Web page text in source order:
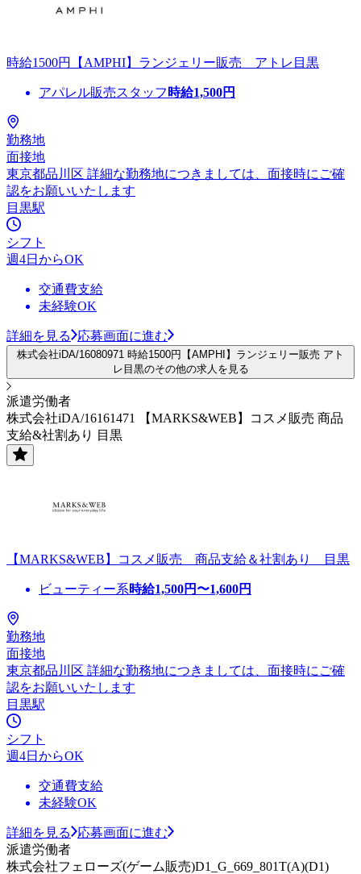
時給1500円【AMPHI】ランジェリー販売 アトレ目黒
アパレル販売スタッフ 時給1,500円
勤務地
面接地
東京都品川区 詳細な勤務地につきましては、面接時にご確
認をお願いいたします
目黒駅
シフト
週4日からOK
交通費支給
未経験OK
詳細を見る 応募画面に進む
株式会社iDA/16080971 時給1500円【AMPHI】ランジェリー販売 アト
レ目黒のその他の求人を見る
派遣労働者
株式会社iDA/16161471 【MARKS&WEB】コスメ販売 商品
支給&社割あり 目黒
【MARKS&WEB】コスメ販売 商品支給＆社割あり 目黒
ビューティー系時給1,500円〜1,600円
勤務地
面接地
東京都品川区 詳細な勤務地につきましては、面接時にご確
認をお願いいたします
目黒駅
シフト
週4日からOK
交通費支給
未経験OK
詳細を見る
応募画面に進む
派遣労働者
株式会社フェローズ(ゲーム販売)D1_G_669_801T(A)(D1)